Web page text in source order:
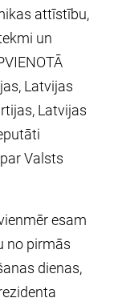
attīstību,
un
Latvijas
Latvijas
Valsts
esam
no pirmās
dienas,